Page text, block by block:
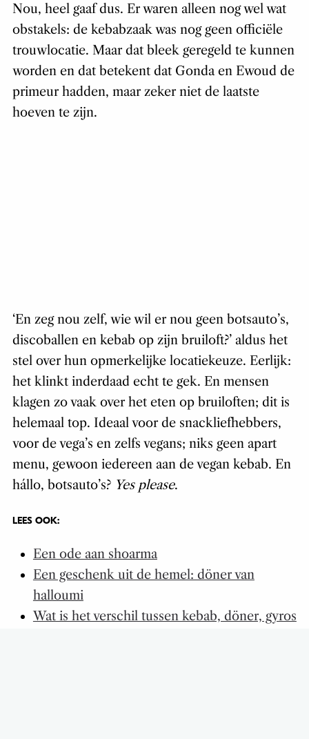
trouwlocatie. Maar dat bleek geregeld te kunnen
worden en dat betekent dat Gonda en Ewoud de
primeur hadden, maar zeker niet de laatste
hoeven te zijn.
stel over hun opmerkelijke locatiekeuze. Eerlijk:
het klinkt inderdaad echt te gek. En mensen
klagen zo vaak over het eten op bruiloften; dit is
helemaal top. Ideaal voor de snackliefhebbers,
voor de vega’s en zelfs vegans; niks geen apart
menu, gewoon iedereen aan de vegan kebab. En
hállo, botsauto’s? Yes please.
LEES OOK:
halloumi
Wat is het verschil tussen kebab, döner, gyros
en shoarma?